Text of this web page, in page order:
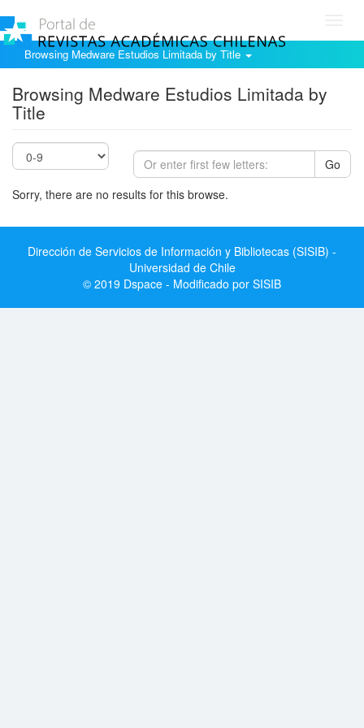
Browsing Medware Estudios Limitada by Title
Browsing Medware Estudios Limitada by
Title
Go
Sorry, there are no results for this browse.
Dirección de Servicios de Información y Bibliotecas (SISIB) -
Universidad de Chile
© 2019 Dspace - Modificado por SISIB